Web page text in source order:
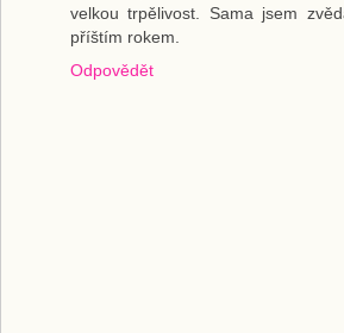
velkou trpělivost. Sama jsem
příštím rokem.
Odpovědět